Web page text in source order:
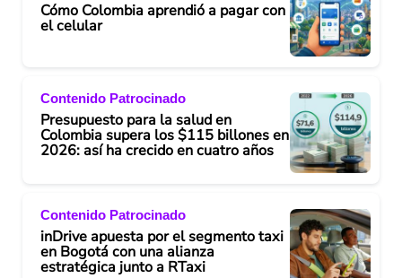
Cómo Colombia aprendió a pagar con
el celular
Contenido Patrocinado
Presupuesto para la salud en
Colombia supera los $115 billones en
2026: así ha crecido en cuatro años
Contenido Patrocinado
inDrive apuesta por el segmento taxi
en Bogotá con una alianza
estratégica junto a RTaxi